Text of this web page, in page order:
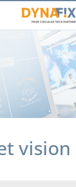
vision